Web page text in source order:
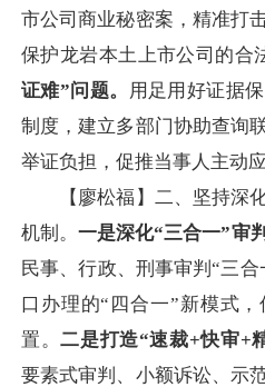
市公司商业秘密案，精准打
保护龙岩本土上市公司的合
证难”问题。
用足用好证据
制度，建立多部门协助查询
举证负担，促推当事人主动
【廖松福】二、坚持深化
机制。一是深化“三合一”审
民事、行政、刑事审判“三
口办理的“四合一”新模式
置。二是打造“速裁+快审+
要素式审判、小额诉讼、示